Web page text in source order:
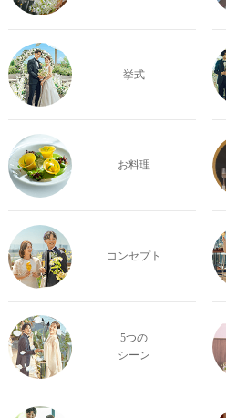
挙式
お料理
コンセプト
5つの
シーン